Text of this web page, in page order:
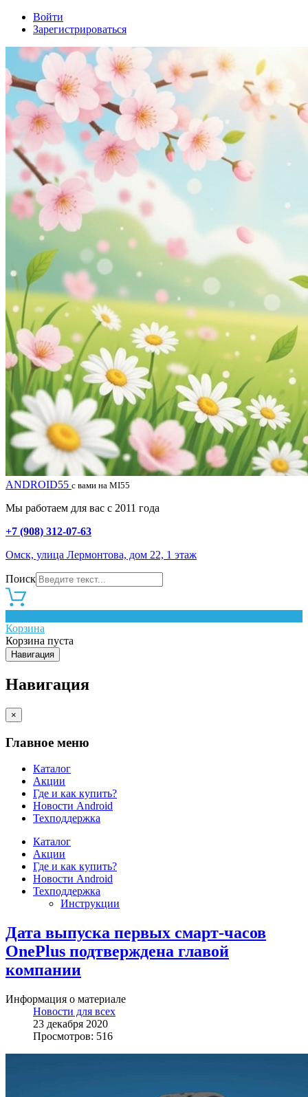
Войти
Зарегистрироваться
ANDROID55 с вами на MI55
Мы работаем для вас с 2011 года
+7 (908) 312-07-63
Омск, улица Лермонтова, дом 22, 1 этаж
Поиск
Корзина
Корзина пуста
Навигация
Навигация
×
Главное меню
Каталог
Акции
Где и как купить?
Новости Android
Техподдержка
Каталог
Акции
Где и как купить?
Новости Android
Техподдержка
Инструкции
Дата выпуска первых смарт-часов
OnePlus подтверждена главой
компании
Информация о материале
Новости для всех
23 декабря 2020
Просмотров: 516